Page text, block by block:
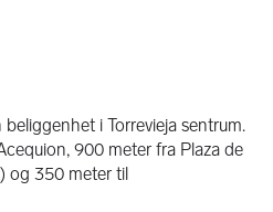
i Torrevieja sentrum.
900 meter fra Plaza de
og 350 meter til